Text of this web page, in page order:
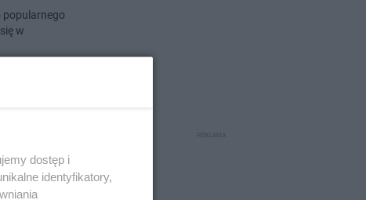
popularnego
w
bilety
dostęp i
identyfikatory,